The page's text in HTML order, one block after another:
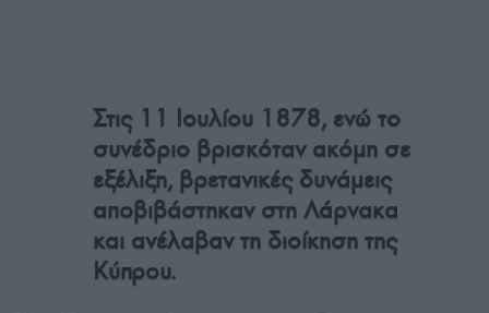
Στις 11 Ιουλίου 1878, ενώ το
συνέδριο βρισκόταν ακόμη σε
εξέλιξη, βρετανικές δυνάμεις
αποβιβάστηκαν στη Λάρνακα
και ανέλαβαν τη διοίκηση της
Κύπρου.